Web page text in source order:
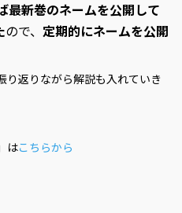
最新巻のネームを公開して
ので、 定期的にネームを公開
り返りながら解説も入れていき
はこちらから